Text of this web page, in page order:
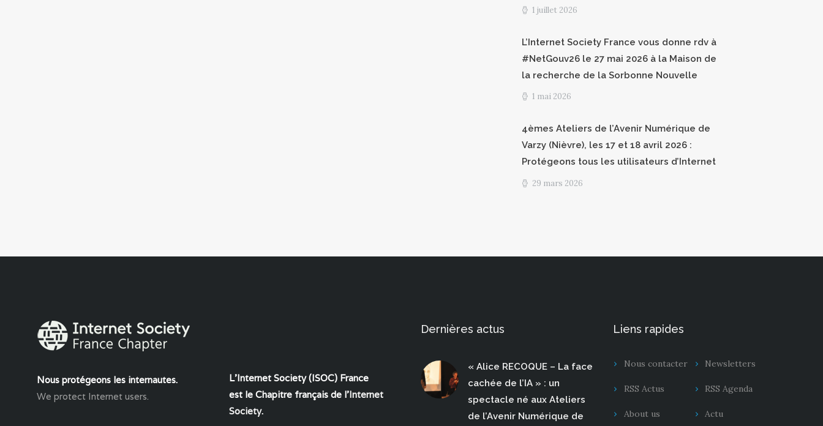
1 juillet 2026
L’Internet Society France vous donne rdv à
#NetGouv26 le 27 mai 2026 à la Maison de
la recherche de la Sorbonne Nouvelle
1 mai 2026
4èmes Ateliers de l’Avenir Numérique de
Varzy (Nièvre), les 17 et 18 avril 2026 :
Protégeons tous les utilisateurs d’Internet
29 mars 2026
Nous protégeons les internautes.
We protect Internet users.
L'Internet Society (ISOC) France
est le Chapitre français de l'Internet
Society.
Dernières actus
« Alice RECOQUE – La face
cachée de l’IA » : un
spectacle né aux Ateliers
de l’Avenir Numérique de
Liens rapides
Nous contacter Newsletters
RSS Actus RSS Agenda
About us Actu